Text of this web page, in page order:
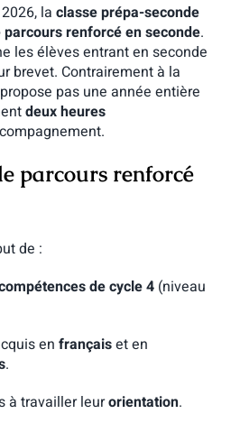
la classe prépa-seconde
renforcé en seconde.
les élèves entrant en seconde
brevet. Contrairement à la
pas une année entière
deux heures
parcours renforcé
de :
de cycle 4(niveau
en françaiset en
.
à travailler leurorientation.